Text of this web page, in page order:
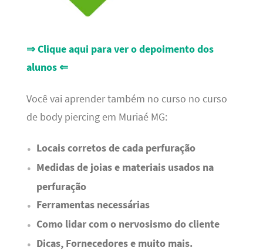
⇒ Clique aqui para ver o depoimento dos
alunos ⇐
Você vai aprender também no curso no curso
de body piercing em Muriaé MG:
Locais corretos de cada perfuração
Medidas de joias e materiais usados na
perfuração
Ferramentas necessárias
Como lidar com o nervosismo do cliente
Dicas, Fornecedores e muito mais.